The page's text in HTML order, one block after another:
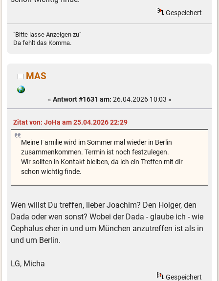
Gespeichert
"Bitte lasse Anzeigen zu"
Da fehlt das Komma.
MAS
« Antwort #1631 am: 26.04.2026 10:03 »
Zitat von: JoHa am 25.04.2026 22:29
Meine Familie wird im Sommer mal wieder in Berlin
zusammenkommen. Termin ist noch festzulegen.
Wir sollten in Kontakt bleiben, da ich ein Treffen mit dir
schon wichtig finde.
Wen willst Du treffen, lieber Joachim? Den Holger, den
Dada oder wen sonst? Wobei der Dada - glaube ich - wie
Cephalus eher in und um München anzutreffen ist als in
und um Berlin.
LG, Micha
Gespeichert